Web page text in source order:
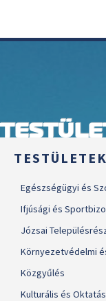
TESTÜLETEK
Egészségügyi és
Ifjúsági és
Józsai
Környezetvédelmi
Közgyűlés
Kulturális és